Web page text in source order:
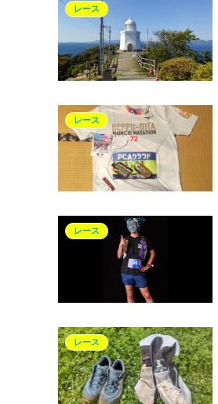
レース
レース
レース
レース